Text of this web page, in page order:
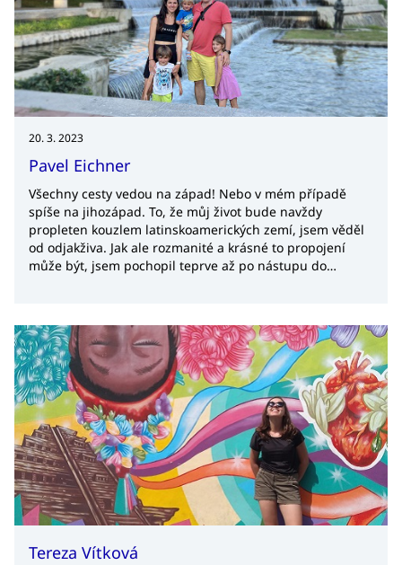
20. 3. 2023
Pavel Eichner
Všechny cesty vedou na západ! Nebo v mém případě
spíše na jihozápad. To, že můj život bude navždy
propleten kouzlem latinskoamerických zemí, jsem věděl
od odjakživa. Jak ale rozmanité a krásné to propojení
může být, jsem pochopil teprve až po nástupu do
Tereza Vítková